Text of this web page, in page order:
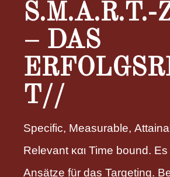
S.M.A.R.T.-
– DAS
T//
Specific, Measurable,
Relevant και Time bound.
Ansätze für das Targeting.